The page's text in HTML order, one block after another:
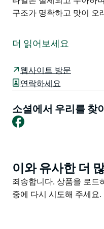
구조가 명확하고 맛이 오
Max Lake 박사와 그의
성을 계속 유지하고 있습
한정된 수량으로 만들어
지 및 병입됩니다.
더 읽어보세요
웹사이트 방문
연락하세요
소셜에서 우리를 찾
Facebook
Product
List
이와 유사한 더
Product
List
죄송합니다. 상품을 로드
중에 다시 시도해 주세요.